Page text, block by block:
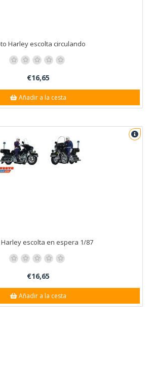
Harley escolta circulando
€16,65
Añadir a la cesta
escolta en espera 1/87
€16,65
Añadir a la cesta